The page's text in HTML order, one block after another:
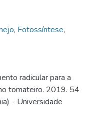
, Fotossíntese,
radicular para a
tomateiro. 2019. 54
- Universidade